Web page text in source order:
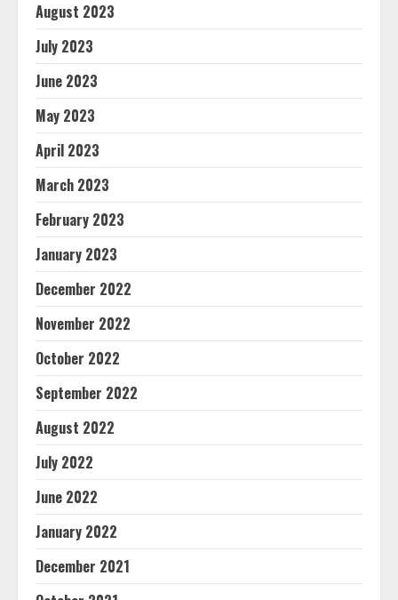
August 2023
July 2023
June 2023
May 2023
April 2023
March 2023
February 2023
January 2023
December 2022
November 2022
October 2022
September 2022
August 2022
July 2022
June 2022
January 2022
December 2021